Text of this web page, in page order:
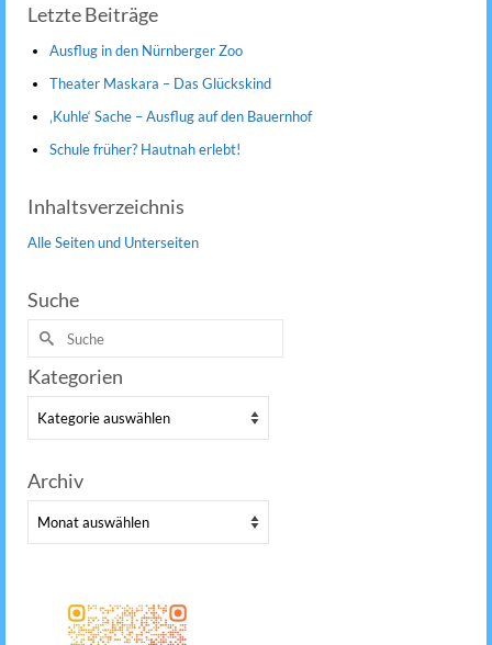
Letzte Beiträge
Ausflug in den Nürnberger Zoo
Theater Maskara – Das Glückskind
‚Kuhle‘ Sache – Ausflug auf den Bauernhof
Schule früher? Hautnah erlebt!
Inhaltsverzeichnis
Alle Seiten und Unterseiten
Suche
Suche
nach:
Kategorien
Kategorien
Archiv
Archiv